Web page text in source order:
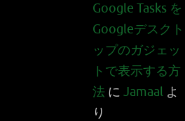
Google Tasks を
Googleデスクト
ップのガジェッ
トで表示する方
法 に Jamaal よ
り